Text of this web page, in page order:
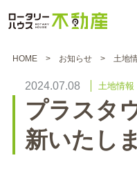
HOME お知らせ 土地
2024.07.08 土地情報
プラスタ
新いたし